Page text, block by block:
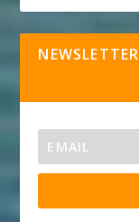
NEWSLETTER